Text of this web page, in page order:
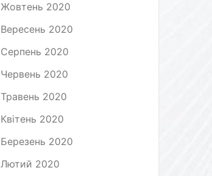
Жовтень 2020
Вересень 2020
Серпень 2020
Червень 2020
Травень 2020
Квітень 2020
Березень 2020
Лютий 2020